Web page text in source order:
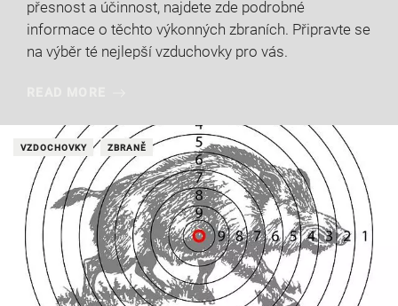
přesnost a účinnost, najdete zde podrobné
informace o těchto výkonných zbraních. Připravte se
na výběr té nejlepší vzduchovky pro vás.
VZDOCHOVKY ZBRANĚ